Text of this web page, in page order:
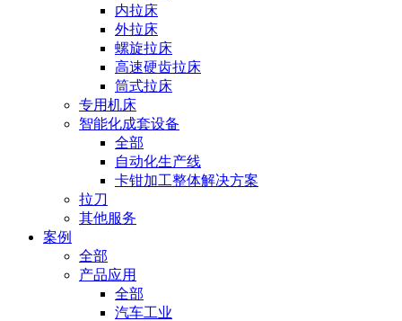
内拉床
外拉床
螺旋拉床
高速硬齿拉床
筒式拉床
专用机床
智能化成套设备
全部
自动化生产线
卡钳加工整体解决方案
拉刀
其他服务
案例
全部
产品应用
全部
汽车工业